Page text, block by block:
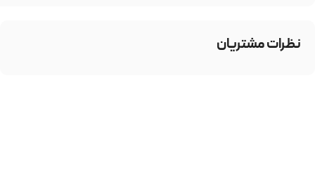
نظرات مشتریان